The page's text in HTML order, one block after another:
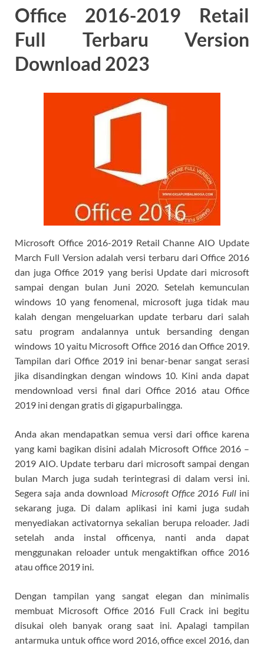
Office 2016-2019 Retail
Full Terbaru Version
Download 2023
Microsoft Office 2016-2019 Retail Channe AIO Update
March Full Version adalah versi terbaru dari Office 2016
dan juga Office 2019 yang berisi Update dari microsoft
sampai dengan bulan Juni 2020. Setelah kemunculan
windows 10 yang fenomenal, microsoft juga tidak mau
kalah dengan mengeluarkan update terbaru dari salah
satu program andalannya untuk bersanding dengan
windows 10 yaitu Microsoft Office 2016 dan Office 2019.
Tampilan dari Office 2019 ini benar-benar sangat serasi
jika disandingkan dengan windows 10. Kini anda dapat
mendownload versi final dari Office 2016 atau Office
2019 ini dengan gratis di gigapurbalingga.
Anda akan mendapatkan semua versi dari office karena
yang kami bagikan disini adalah Microsoft Office 2016 –
2019 AIO. Update terbaru dari microsoft sampai dengan
bulan March juga sudah terintegrasi di dalam versi ini.
Segera saja anda download Microsoft Office 2016 Fullini
sekarang juga. Di dalam aplikasi ini kami juga sudah
menyediakan activatornya sekalian berupa reloader. Jadi
setelah anda instal officenya, nanti anda dapat
menggunakan reloader untuk mengaktifkan office 2016
atau office 2019 ini.
Dengan tampilan yang sangat elegan dan minimalis
membuat Microsoft Office 2016 Full Crack ini begitu
disukai oleh banyak orang saat ini. Apalagi tampilan
antarmuka untuk office word 2016, office excel 2016, dan